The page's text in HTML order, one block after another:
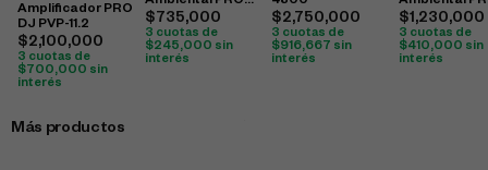
Amplificador PRO
DJ PVP-11.2
$2,100,000
3 cuotas de
$ 700,000 sin
interés
DJ ST2180BC
$ 735,000
3 cuotas de
$245,000 sin
interés
$2,750,000
3 cuotas de
$916,667 sin
interés
DJ
$1,230,000
3 cuotas de
$410,000 sin
interés
Más productos